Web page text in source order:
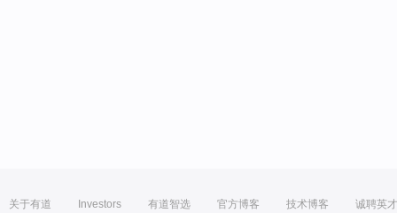
关于有道 Investors 有道智选 官方博客 技术博客 诚聘英才